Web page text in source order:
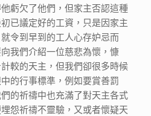
虧欠了他們，但家主否認這種
已議定好的工資，只是因家主
令到早到的工人心存妒忌而
我們介紹一位慈悲為懷，慷
較的天主，但我們卻很多時候
的行事標準，例如要賞善罰
的祈禱中也充滿了對天主各式
怨祈禱不靈驗，又或者懷疑天